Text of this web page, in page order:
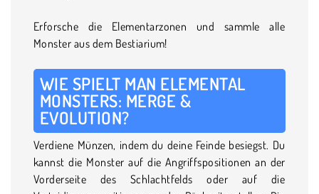
Erforsche die Elementarzonen und sammle alle
Monster aus dem Bestiarium!
WIE SPIELT MAN ELEMENTAL
MONSTERS: MERGE &
EVOLUTION?
Verdiene Münzen, indem du deine Feinde besiegst. Du
kannst die Monster auf die Angriffspositionen an der
Vorderseite des Schlachtfelds oder auf die